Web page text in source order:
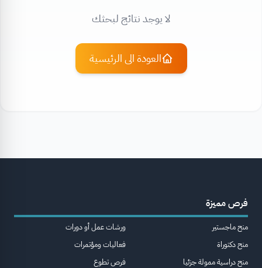
لا يوجد نتائج لبحثك
العودة الى الرئيسية
فرص مميزة
منح ماجستير
منح دكتوراة
منح دراسية ممولة جزئيا
ورشات عمل أو دورات
فعاليات ومؤتمرات
فرص تطوع